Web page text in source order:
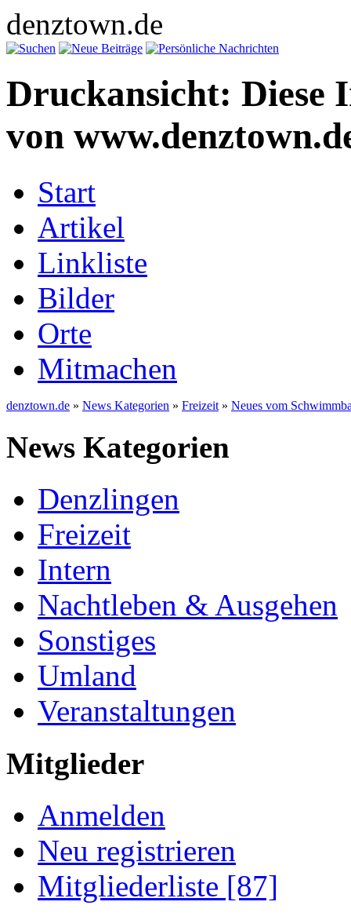
denztown.de
Druckansicht: Diese
von
Start
Artikel
Linkliste
Bilder
Orte
Mitmachen
denztown.de » News Kategorien » Freizeit » Neues vom
News Kategorien
Denzlingen
Freizeit
Intern
Nachtleben & Ausgehen
Sonstiges
Umland
Veranstaltungen
Mitglieder
Anmelden
Neu registrieren
Mitgliederliste [87]